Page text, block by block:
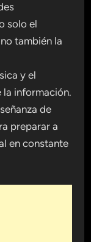
solo el
también la
y el
la información.
de
preparar a
en constante